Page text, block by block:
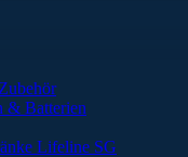
& Batterien
Lifeline SG